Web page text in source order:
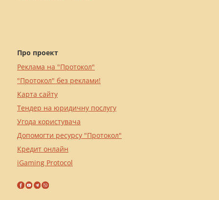
Про проект
Реклама на "Протокол"
"Протокол" без реклами!
Карта сайту
Тендер на юридичну послугу
Угода користувача
Допомогти ресурсу "Протокол"
Кредит онлайн
iGaming Protocol